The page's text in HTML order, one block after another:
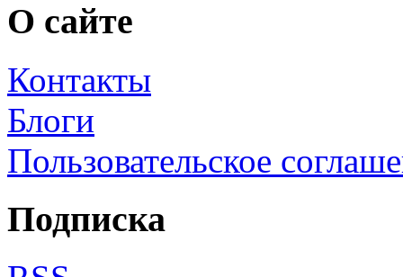
О сайте
Контакты
Блоги
Пользовательское
Подписка